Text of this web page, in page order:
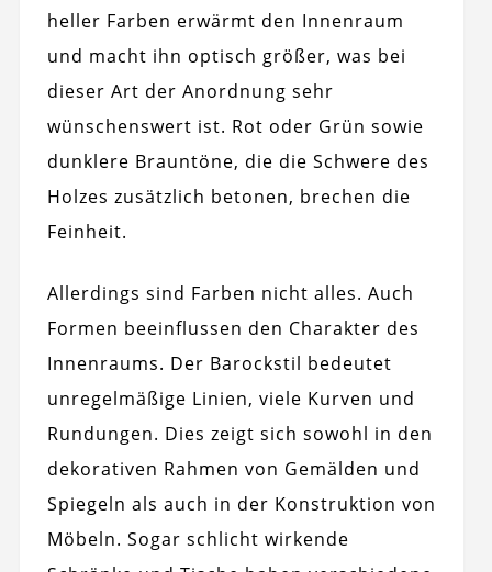
heller Farben erwärmt den Innenraum
und macht ihn optisch größer, was bei
dieser Art der Anordnung sehr
wünschenswert ist. Rot oder Grün sowie
dunklere Brauntöne, die die Schwere des
Holzes zusätzlich betonen, brechen die
Feinheit.
Allerdings sind Farben nicht alles. Auch
Formen beeinflussen den Charakter des
Innenraums. Der Barockstil bedeutet
unregelmäßige Linien, viele Kurven und
Rundungen. Dies zeigt sich sowohl in den
dekorativen Rahmen von Gemälden und
Spiegeln als auch in der Konstruktion von
Möbeln. Sogar schlicht wirkende